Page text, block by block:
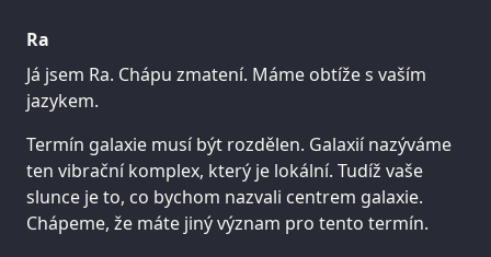
Ra
Já jsem Ra. Chápu zmatení. Máme obtíže s vaším
jazykem.
Termín galaxie musí být rozdělen. Galaxií nazýváme
ten vibrační komplex, který je lokální. Tudíž vaše
slunce je to, co bychom nazvali centrem galaxie.
Chápeme, že máte jiný význam pro tento termín.